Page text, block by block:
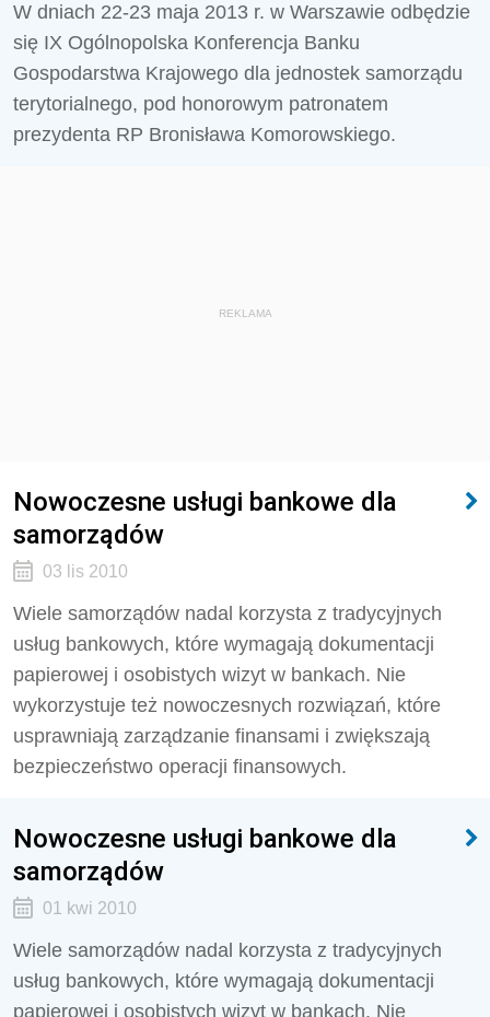
W dniach 22-23 maja 2013 r. w Warszawie odbędzie
się IX Ogólnopolska Konferencja Banku
Gospodarstwa Krajowego dla jednostek samorządu
terytorialnego, pod honorowym patronatem
prezydenta RP Bronisława Komorowskiego.
REKLAMA
Nowoczesne usługi bankowe dla
samorządów
03 lis 2010
Wiele samorządów nadal korzysta z tradycyjnych
usług bankowych, które wymagają dokumentacji
papierowej i osobistych wizyt w bankach. Nie
wykorzystuje też nowoczesnych rozwiązań, które
usprawniają zarządzanie finansami i zwiększają
bezpieczeństwo operacji finansowych.
Nowoczesne usługi bankowe dla
samorządów
01 kwi 2010
Wiele samorządów nadal korzysta z tradycyjnych
usług bankowych, które wymagają dokumentacji
papierowej i osobistych wizyt w bankach. Nie